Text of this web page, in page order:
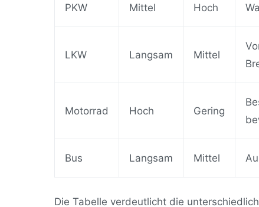
PKW Mittel Hoch
LKW Langsam Mittel
Motorrad Hoch Gering
Bus Langsam Mittel
Die Tabelle verdeutlicht die